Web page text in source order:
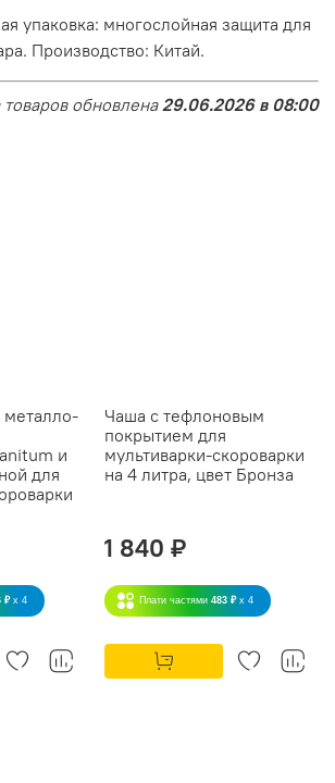
упаковка: многослойная защита для
Производство: Китай.
обновлена 29.06.2026 в 08:00
и
для
₽ x 4
Чаша с тефлоновым
покрытием для
мультиварки-скороварки
на 4 литра, цвет Бронза
1 840 ₽
Плати частями 483 ₽ x 4